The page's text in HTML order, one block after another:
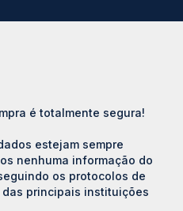
é totalmente segura!
estejam sempre
nenhuma informação do
os protocolos de
principais instituições